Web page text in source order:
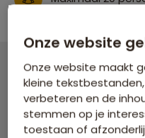
Groepsrondreis
30 dagen vanaf 4.189
Bijkomende kosten €26,25 p.p. op
Onze website
Onze website maakt
kleine
verbeteren en de
stemmen op je
toestaan of